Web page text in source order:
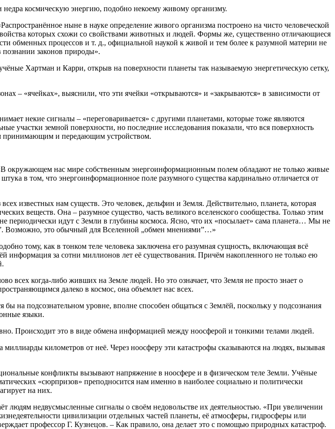
космическую энергию, подобно некоему живому организму.
ныне в науке определение живого организма построено на чисто человеческой
которых схожи со свойствами животных и людей. Формы же, существенно отличающиеся
обменных процессов и т. д., официальной наукой к живой и тем более к разумной материи не
познании законов природы».
Хартман и Карри, открыв на поверхности планеты так называемую энергетическую сетку,
– «ячейках», выяснили, что эти ячейки «открываются» и «закрываются» в зависимости от
некие сигналы – «переговаривается» с другими планетами, которые тоже являются
участки земной поверхности, но последние исследования показали, что вся поверхность
принимающим и передающим устройством.
нас мире собственным энергоинформационным полем обладают не только живые
в том, что энергоинформационное поле разумного существа кардинально отличается от
известных нам существ. Это человек, дельфин и Земля. Действительно, планета, которая
веществ. Она – разумное существо, часть великого вселенского сообщества. Только этим
периодически идут с Земли в глубины космоса. Ясно, что их «посылает» сама планета… Мы не
Возможно, это обычный для Вселенной „обмен мнениями”…»
тому, как в тонком теле человека заключена его разумная сущность, включающая всё
информация за сотни миллионов лет её существования. Причём накопленного не только ею
всех когда-либо живших на Земле людей. Но это означает, что Земля не просто знает о
далеко в космос, она объемлет нас всех.
на подсознательном уровне, вполне способен общаться с Землёй, поскольку у подсознания
языки.
Происходит это в виде обмена информацией между ноосферой и тонкими телами людей.
километров от неё. Через ноосферу эти катастрофы сказываются на людях, вызывая
конфликты вызывают напряжение в ноосфере и в физическом теле Земли. Учёные
«сюрпризов» преподносится нам именно в наиболее социально и политически
на них.
людям недвусмысленные сигналы о своём недовольстве их деятельностью. «При увеличении
цивилизации отдельных частей планеты, её атмосферы, гидросферы или
профессор Г. Кузнецов. – Как правило, она делает это с помощью природных катастроф.